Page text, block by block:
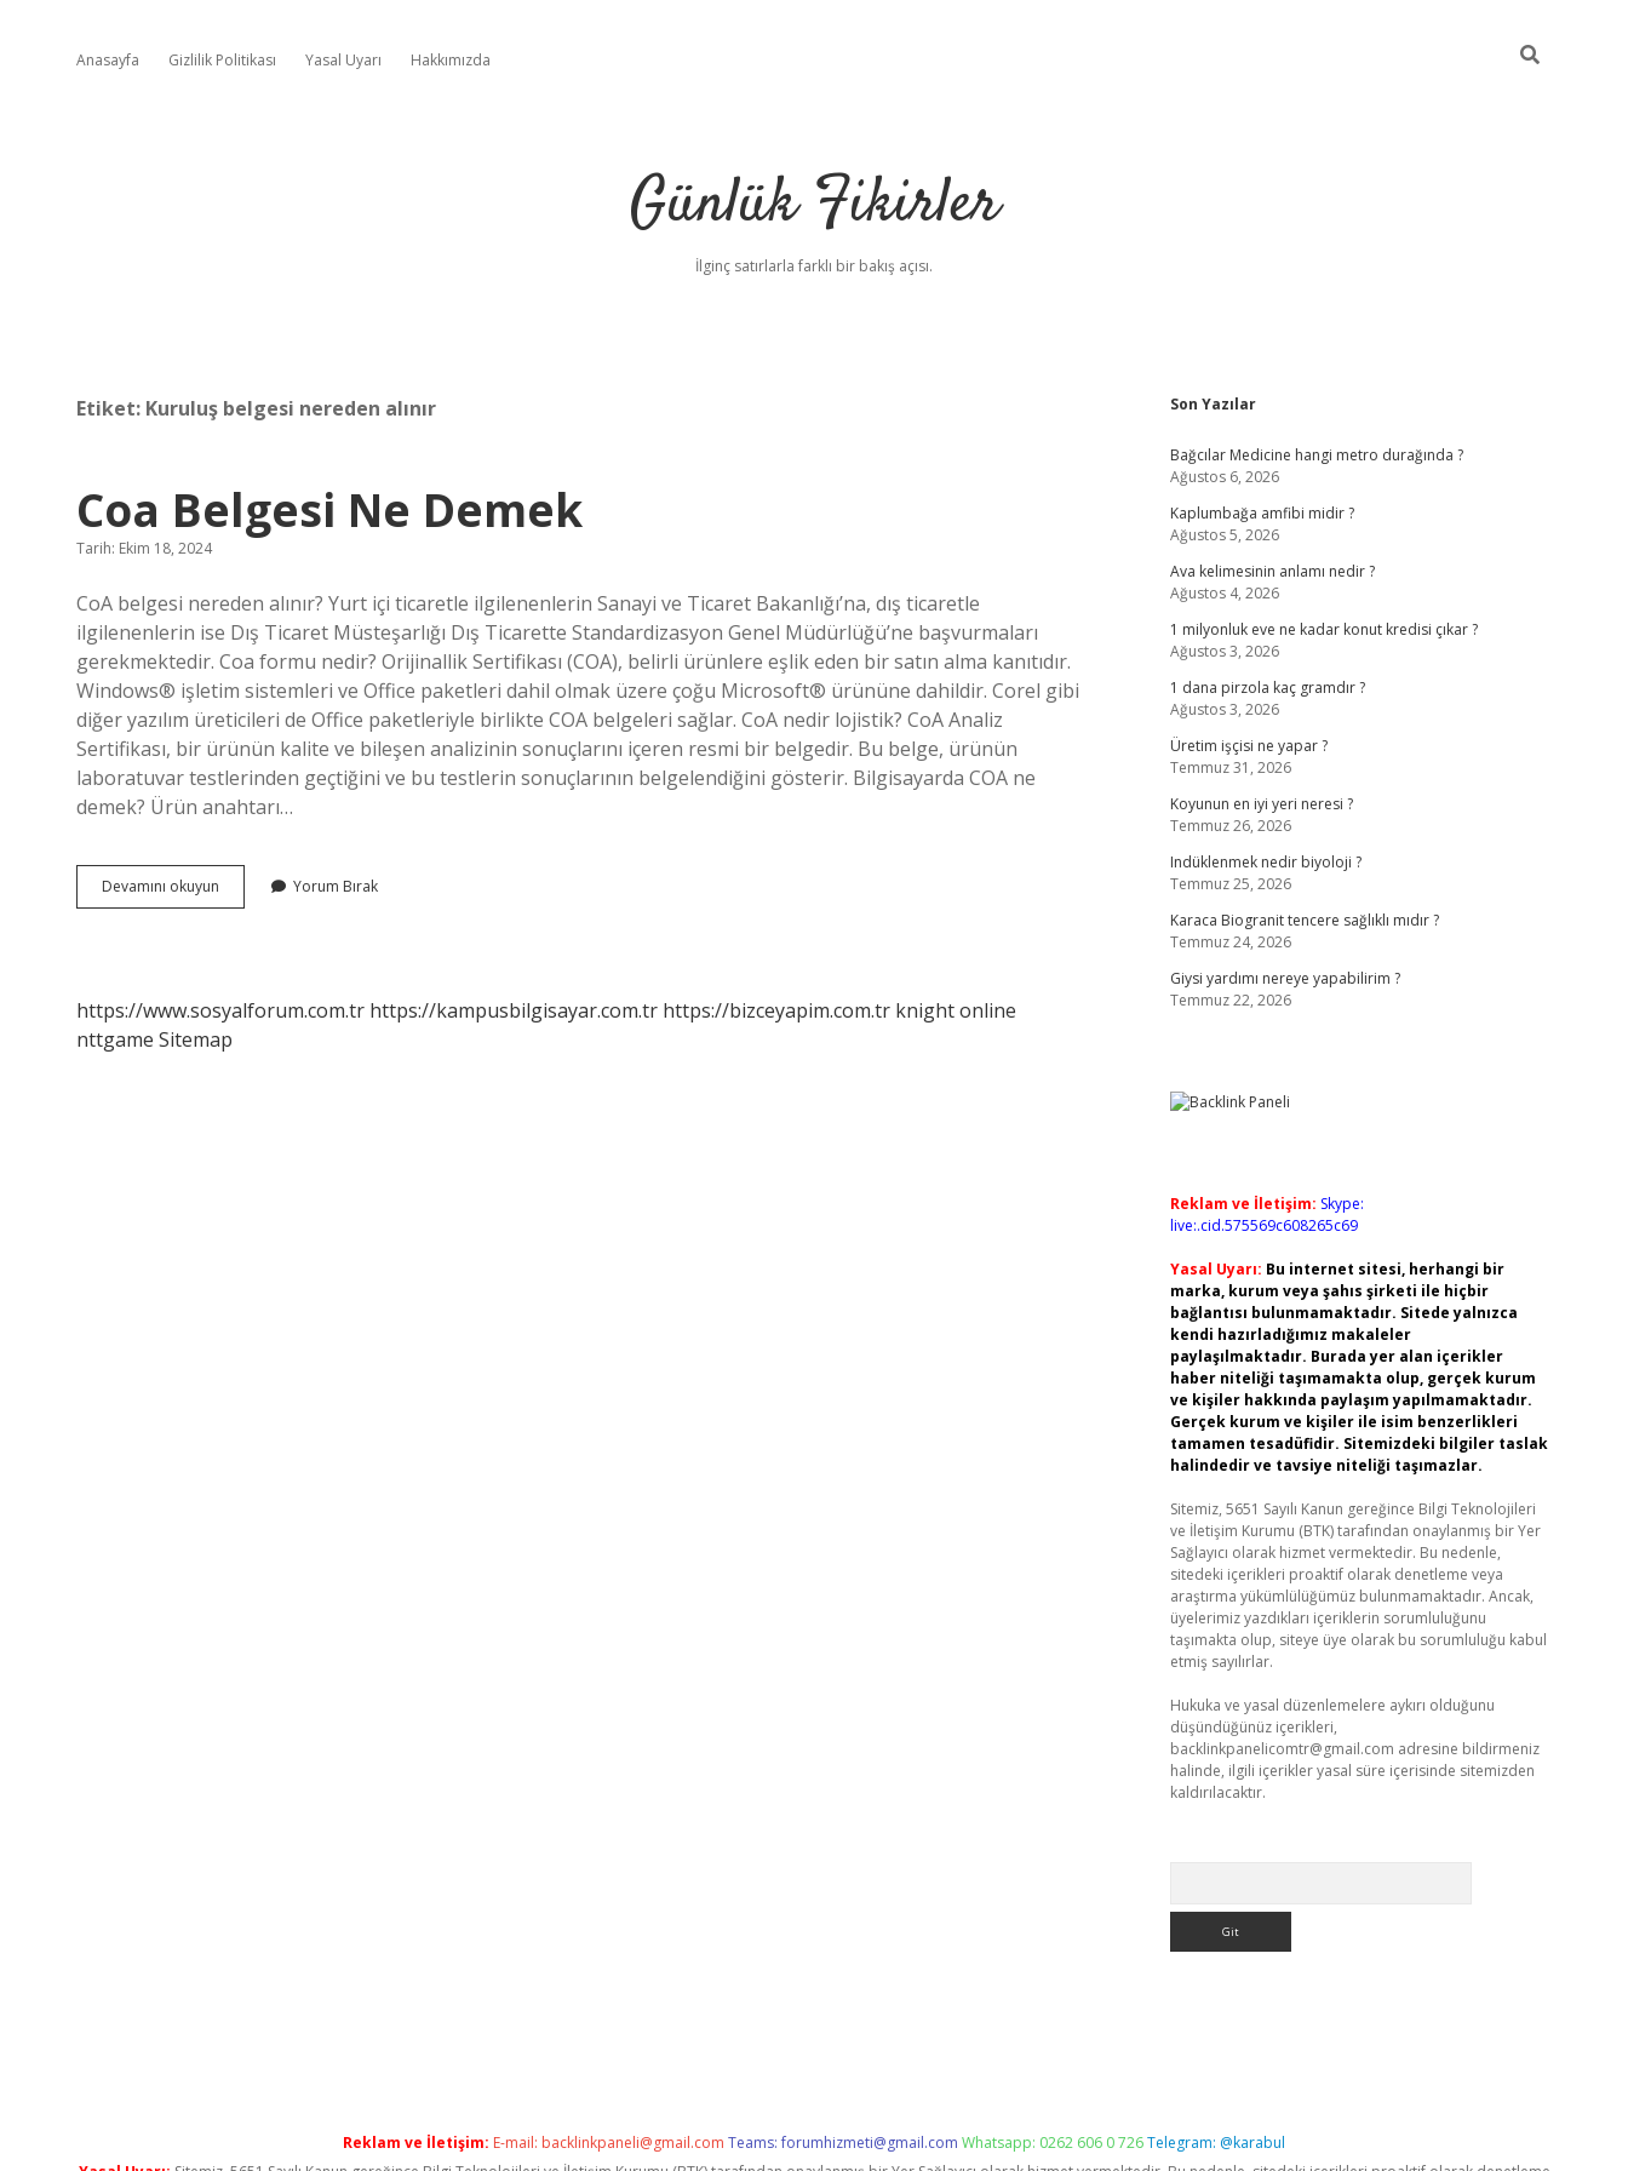
Anasayfa Gizlilik Politikası Yasal Uyarı Hakkımızda
Günlük Fikirler
İlginç satırlarla farklı bir bakış açısı.
Etiket: Kuruluş belgesi nereden alınır
Coa Belgesi Ne Demek
Tarih: Ekim 18, 2024
CoA belgesi nereden alınır? Yurt içi ticaretle ilgilenenlerin Sanayi ve Ticaret Bakanlığı’na, dış ticaretle
ilgilenenlerin ise Dış Ticaret Müsteşarlığı Dış Ticarette Standardizasyon Genel Müdürlüğü’ne başvurmaları
gerekmektedir. Coa formu nedir? Orijinallik Sertifikası (COA), belirli ürünlere eşlik eden bir satın alma kanıtıdır.
Windows® işletim sistemleri ve Office paketleri dahil olmak üzere çoğu Microsoft® ürününe dahildir. Corel gibi
diğer yazılım üreticileri de Office paketleriyle birlikte COA belgeleri sağlar. CoA nedir lojistik? CoA Analiz
Sertifikası, bir ürünün kalite ve bileşen analizinin sonuçlarını içeren resmi bir belgedir. Bu belge, ürünün
laboratuvar testlerinden geçtiğini ve bu testlerin sonuçlarının belgelendiğini gösterir. Bilgisayarda COA ne
demek? Ürün anahtarı…
Devamını okuyun
Belgesi
Yorum Bırak
https://www.sosyalforum.com.tr https://kampusbilgisayar.com.tr https://bizceyapim.com.tr knight online
nttgame Sitemap
Sidebar
Son Yazılar
Bağcılar Medicine hangi metro durağında ?
Ağustos 6, 2026
Kaplumbağa amfibi midir ?
Ağustos 5, 2026
Ava kelimesinin anlamı nedir ?
Ağustos 4, 2026
1 milyonluk eve ne kadar konut kredisi çıkar ?
Ağustos 3, 2026
1 dana pirzola kaç gramdır ?
Ağustos 3, 2026
Üretim işçisi ne yapar ?
Temmuz 31, 2026
Koyunun en iyi yeri neresi ?
Temmuz 26, 2026
Indüklenmek nedir biyoloji ?
Temmuz 25, 2026
Karaca Biogranit tencere sağlıklı mıdır ?
Temmuz 24, 2026
Giysi yardımı nereye yapabilirim ?
Temmuz 22, 2026
Reklam ve İletişim: Skype:
live:.cid.575569c608265c69
Yasal Uyarı: Bu internet sitesi, herhangi bir
marka, kurum veya şahıs şirketi ile hiçbir
bağlantısı bulunmamaktadır. Sitede yalnızca
kendi hazırladığımız makaleler
paylaşılmaktadır. Burada yer alan içerikler
haber niteliği taşımamakta olup, gerçek kurum
ve kişiler hakkında paylaşım yapılmamaktadır.
Gerçek kurum ve kişiler ile isim benzerlikleri
tamamen tesadüfidir. Sitemizdeki bilgiler taslak
halindedir ve tavsiye niteliği taşımazlar.
Sitemiz, 5651 Sayılı Kanun gereğince Bilgi Teknolojileri
ve İletişim Kurumu (BTK) tarafından onaylanmış bir Yer
Sağlayıcı olarak hizmet vermektedir. Bu nedenle,
sitedeki içerikleri proaktif olarak denetleme veya
araştırma yükümlülüğümüz bulunmamaktadır. Ancak,
üyelerimiz yazdıkları içeriklerin sorumluluğunu
taşımakta olup, siteye üye olarak bu sorumluluğu kabul
etmiş sayılırlar.
Hukuka ve yasal düzenlemelere aykırı olduğunu
düşündüğünüz içerikleri,
backlinkpanelicomtr@gmail.com adresine bildirmeniz
halinde, ilgili içerikler yasal süre içerisinde sitemizden
kaldırılacaktır.
Reklam ve İletişim: E-mail: backlinkpaneli@gmail.com Teams:forumhizmeti@gmail.com Whatsapp: 0262 606 0 726Telegram: @karabul